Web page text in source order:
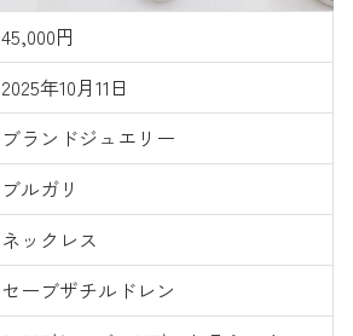
45,000円
2025年10月11日
ブランドジュエリー
ブルガリ
ネックレス
セーブザチルドレン